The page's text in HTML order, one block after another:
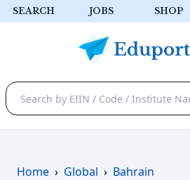
SEARCH JOBS SHOP
Home › Global › Bahrain